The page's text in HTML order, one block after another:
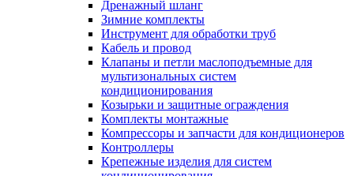
Дренажный шланг
Зимние комплекты
Инструмент для обработки труб
Кабель и провод
Клапаны и петли маслоподъемные для
мультизональных систем
кондиционирования
Козырьки и защитные ограждения
Комплекты монтажные
Компрессоры и запчасти для кондиционеров
Контроллеры
Крепежные изделия для систем